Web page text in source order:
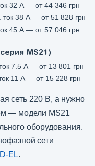
32 А — от 44 346 грн
38 А — от 51 828 грн
45 А — от 57 046 грн
MS21)
7.5 А — от 13 801 грн
11 А — от 15 228 грн
сеть 220 В, а нужно
— модели MS21
оборудования.
сети
EL.